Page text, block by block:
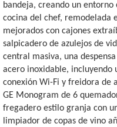
bandeja, creando un
cocina del chef, remodelada
mejorados con cajones
salpicadero de azulejos de
central masiva, una
acero inoxidable, incluyendo
conexión Wi-Fi y freidora de
GE Monogram de 6
fregadero estilo granja con
limpiador de copas de vino